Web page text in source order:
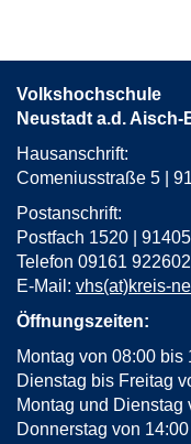
Fenster
öffnen
Volkshochschule
Neustadt a.d.
Hausanschrift:
Comeniusstraße 5 |
Postanschrift:
Postfach 1520 |
Telefon 09161
E-Mail: vhs(at)kreis-
Öffnungszeiten:
Montag von 08:00 bis
Dienstag bis Freitag
Montag und Dienstag
Donnerstag von